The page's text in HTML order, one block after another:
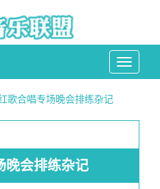
Toggle
歌合唱专场晚会排练杂记
晚会排练杂记